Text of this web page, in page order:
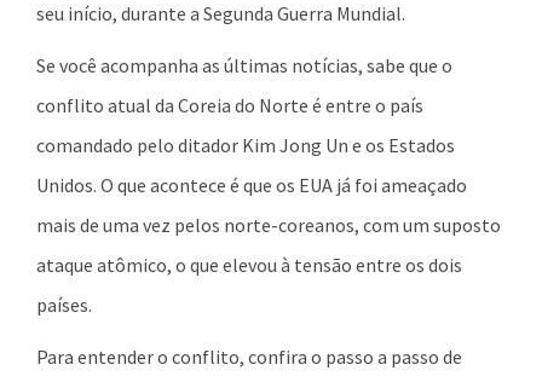
seu início, durante a Segunda Guerra Mundial.
Se você acompanha as últimas notícias, sabe que o
conflito atual da Coreia do Norte é entre o país
comandado pelo ditador Kim Jong Un e os Estados
Unidos. O que acontece é que os EUA já foi ameaçado
mais de uma vez pelos norte-coreanos, com um suposto
ataque atômico, o que elevou à tensão entre os dois
países.
Para entender o conflito, confira o passo a passo de